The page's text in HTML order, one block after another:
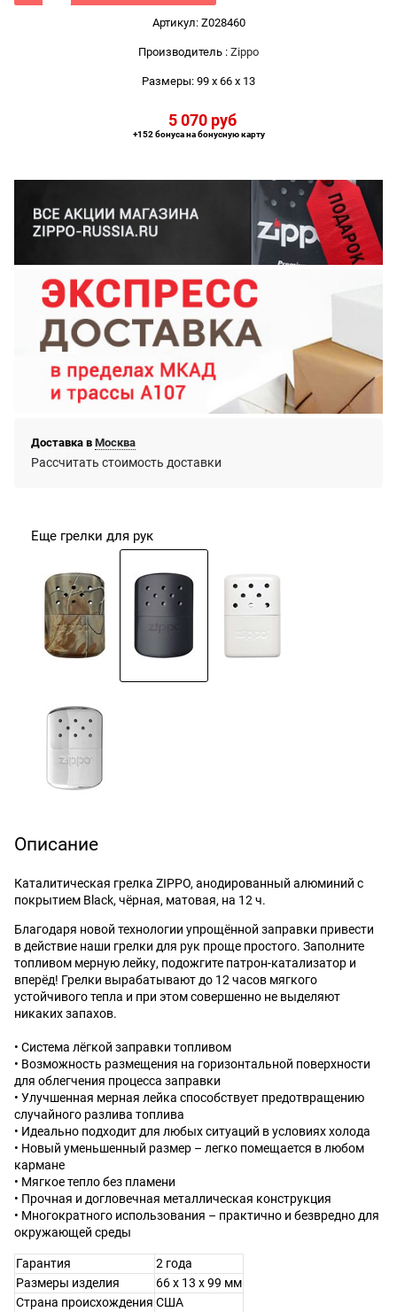
Артикул: Z028460
Производитель : Zippo
Размеры: 99 x 66 x 13
5 070 руб
+152 бонуса на бонусную карту
Доставка в Москва
Рассчитать стоимость доставки
Еще грелки для рук
Описание
Каталитическая грелка ZIPPO, анодированный алюминий с
покрытием Black, чёрная, матовая, на 12 ч.
Благодаря новой технологии упрощённой заправки привести
в действие наши грелки для рук проще простого. Заполните
топливом мерную лейку, подожгите патрон-катализатор и
вперёд! Грелки вырабатывают до 12 часов мягкого
устойчивого тепла и при этом совершенно не выделяют
никаких запахов.
• Система лёгкой заправки топливом
• Возможность размещения на горизонтальной поверхности
для облегчения процесса заправки
• Улучшенная мерная лейка способствует предотвращению
случайного разлива топлива
• Идеально подходит для любых ситуаций в условиях холода
• Новый уменьшенный размер – легко помещается в любом
кармане
• Мягкое тепло без пламени
• Прочная и догловечная металлическая конструкция
• Многократного использования – практично и безвредно для
окружающей среды
Гарантия
2 года
Размеры изделия
66 x 13 х 99 мм
Страна происхождения США